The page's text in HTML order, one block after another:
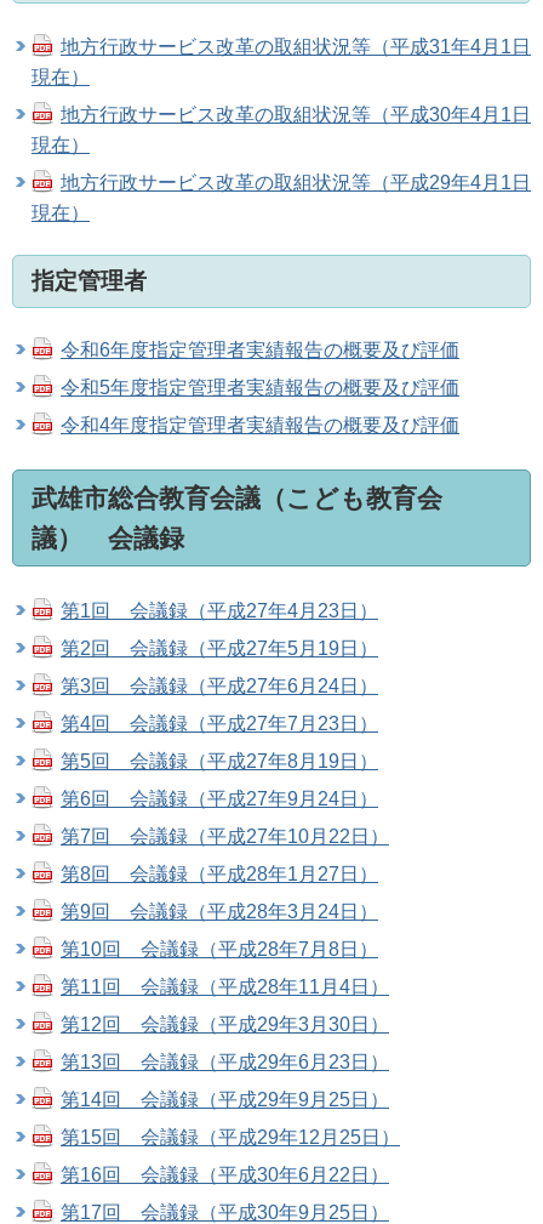
地方行政サービス改革の取組状況等（平成31年4月1日
現在）
地方行政サービス改革の取組状況等（平成30年4月1日
現在）
地方行政サービス改革の取組状況等（平成29年4月1日
現在）
指定管理者
令和6年度指定管理者実績報告の概要及び評価
令和5年度指定管理者実績報告の概要及び評価
令和4年度指定管理者実績報告の概要及び評価
武雄市総合教育会議（こども教育会
議） 会議録
第1回 会議録（平成27年4月23日）
第2回 会議録（平成27年5月19日）
第3回 会議録（平成27年6月24日）
第4回 会議録（平成27年7月23日）
第5回 会議録（平成27年8月19日）
第6回 会議録（平成27年9月24日）
第7回 会議録（平成27年10月22日）
第8回 会議録（平成28年1月27日）
第9回 会議録（平成28年3月24日）
第10回 会議録（平成28年7月8日）
第11回 会議録（平成28年11月4日）
第12回 会議録（平成29年3月30日）
第13回 会議録（平成29年6月23日）
第14回 会議録（平成29年9月25日）
第15回 会議録（平成29年12月25日）
第16回 会議録（平成30年6月22日）
第17回 会議録（平成30年9月25日）